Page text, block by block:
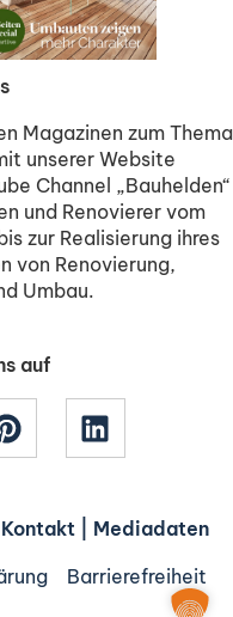
Magazinen zum Thema
unserer Website
Channel „Bauhelden“
und Renovierer vom
zur Realisierung ihres
von Renovierung,
Umbau.
auf
Kontakt| Mediadaten
Barrierefreiheit